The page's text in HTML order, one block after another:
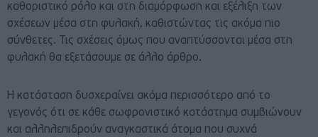
καθοριστικό ρόλο και στη διαμόρφωση και εξέλιξη των
σχέσεων μέσα στη φυλακή, καθιστώντας τις ακόμα πιο
σύνθετες. Τις σχέσεις όμως που αναπτύσσονται μέσα στη
φυλακή θα εξετάσουμε σε άλλο άρθρο.
Η κατάσταση δυσχεραίνει ακόμα περισσότερο από το
γεγονός ότι σε κάθε σωφρονιστικό κατάστημα συμβιώνουν
και αλληλεπιδρούν αναγκαστικά άτομα που συχνά